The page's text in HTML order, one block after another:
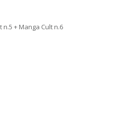
n.5 + Manga Cult n.6